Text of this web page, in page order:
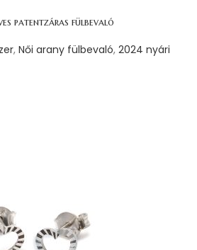
patentzáras fülbevaló
, Női arany fülbevaló, 2024 nyári